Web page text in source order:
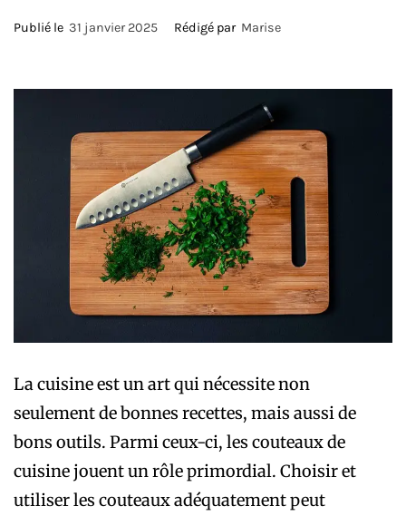
Publié le 31 janvier 2025 Rédigé par Marise
La cuisine est un art qui nécessite non
seulement de bonnes recettes, mais aussi de
bons outils. Parmi ceux-ci, les couteaux de
cuisine jouent un rôle primordial. Choisir et
utiliser les couteaux adéquatement peut